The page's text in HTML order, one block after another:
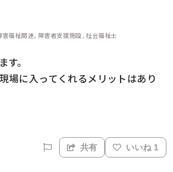
福祉関連, 障害者支援施設, 社会福祉士
。
場に入ってくれるメリットはあり
共有 いいね 1